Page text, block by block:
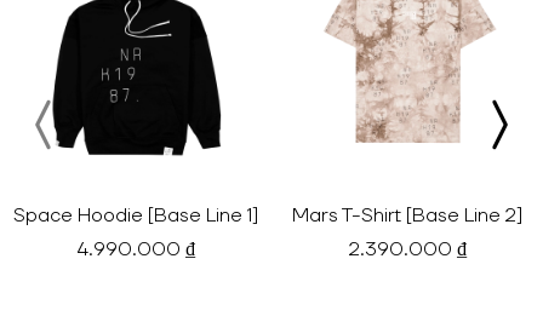
Space Hoodie [Base Line 1]
4.990.000 ₫
Mars T-Shirt [Base Line 2]
2.390.000 ₫